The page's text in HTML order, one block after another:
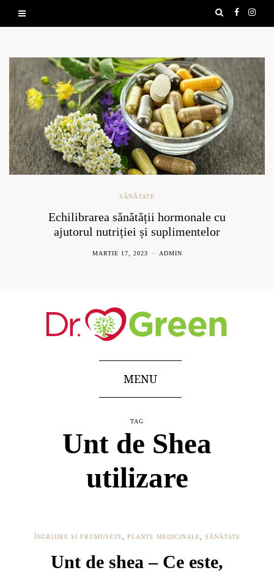
SĂNĂTATE
Echilibrarea sănătății hormonale cu
ajutorul nutriției și suplimentelor
MARTIE 17, 2023 ADMIN
MENU
TAG
Unt de Shea
utilizare
ÎNGRIJIRE ȘI FRUMUSEȚE PLANTE MEDICINALE SĂNĂTATE
Unt de shea – Ce este,